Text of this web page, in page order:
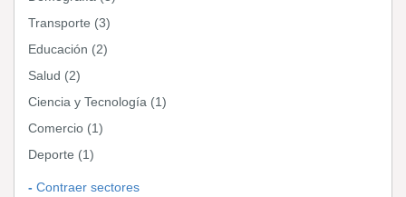
Transporte (3)
Educación (2)
Salud (2)
Ciencia y Tecnología (1)
Comercio (1)
Deporte (1)
Contraer sectores